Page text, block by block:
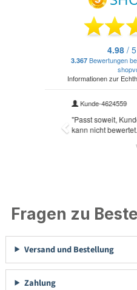
Fragen zu
Versand und Bestellung
Zahlung